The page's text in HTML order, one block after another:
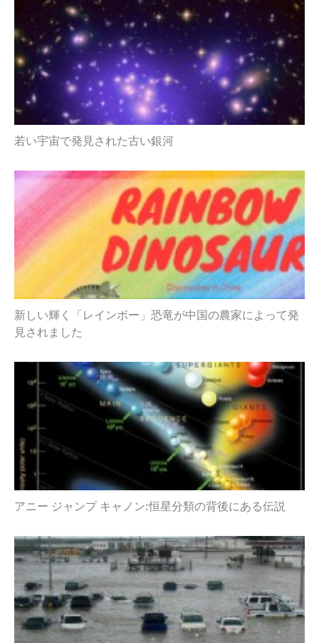
若い宇宙で発見された古い銀河
新しい輝く「レインボー」恐竜が中国の農家によって発
見されました
アニー ジャンプ キャノン:恒星分類の背後にある伝説